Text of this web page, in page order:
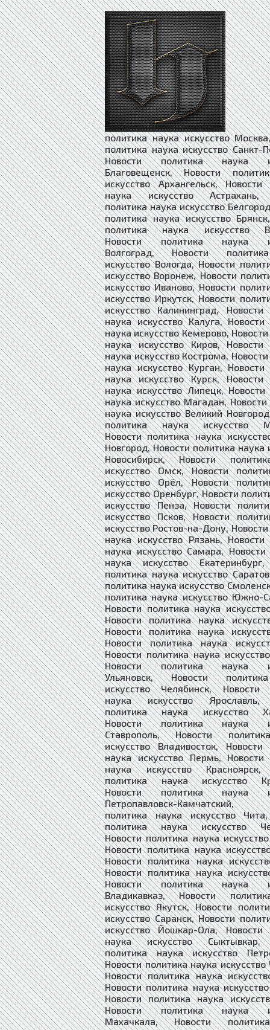
политика наука искусство
политика наука искусство Санкт-
Новости политика наука
Благовещенск, Новости
искусство Архангельск, Новости
наука искусство Астрахань,
политика наука искусство
политика наука искусство
политика наука искусство
Новости политика наука
Волгоград, Новости
искусство Вологда, Новости
искусство Воронеж, Новости
искусство Иваново, Новости
искусство Иркутск, Новости
искусство Калининград, Новости
наука искусство Калуга, Новости
наука искусство Кемерово,
наука искусство Киров, Новости
наука искусство Кострома,
наука искусство Курган, Новости
наука искусство Курск, Новости
наука искусство Липецк, Новости
наука искусство Магадан, Новости
наука искусство Великий
политика наука искусство
Новости политика наука
Новгород, Новости политика наука
Новосибирск, Новости
искусство Омск, Новости
искусство Орёл, Новости
искусство Оренбург, Новости
искусство Пенза, Новости
искусство Псков, Новости
искусство Ростов-на-Дону,
наука искусство Рязань, Новости
наука искусство Самара, Новости
наука искусство
политика наука искусство
политика наука искусство
политика наука искусство Южно-
Новости политика наука
Новости политика наука
Новости политика наука
Новости политика наука
Новости политика наука
Новости политика наука
Ульяновск, Новости
искусство Челябинск, Новости
наука искусство Ярославль,
политика наука искусство
Новости политика наука
Ставрополь, Новости
искусство Владивосток, Новости
наука искусство Пермь, Новости
наука искусство Красноярск,
политика наука искусство
Новости политика наука
Петропавловск-Камчатский,
политика наука искусство
политика наука искусство
Новости политика наука
Новости политика наука
Новости политика наука
Новости политика наука
Новости политика наука
Владикавказ, Новости
искусство Якутск, Новости
искусство Саранск, Новости
искусство Йошкар-Ола, Новости
наука искусство Сыктывкар,
политика наука искусство
Новости политика наука искусство
Новости политика наука
Новости политика наука
Новости политика наука
Новости политика наука
Махачкала, Новости